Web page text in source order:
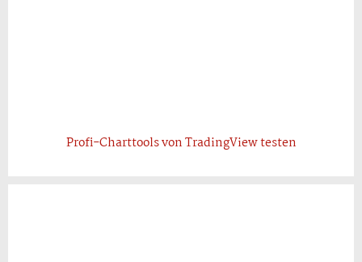
Profi-Charttools von TradingView testen